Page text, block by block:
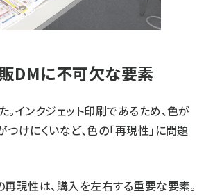
販DMに不可欠な要素
。インクジェット印刷であるため、色が
つけにくいなど、色の「再現性」に問題
再現性は、購入を左右する重要な要素。